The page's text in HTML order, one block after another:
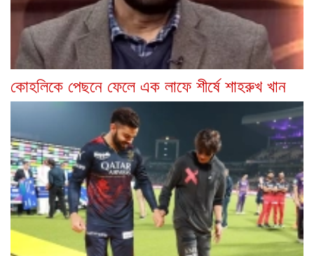
কোহলিকে পেছনে ফেলে এক লাফে শীর্ষে শাহরুখ খান